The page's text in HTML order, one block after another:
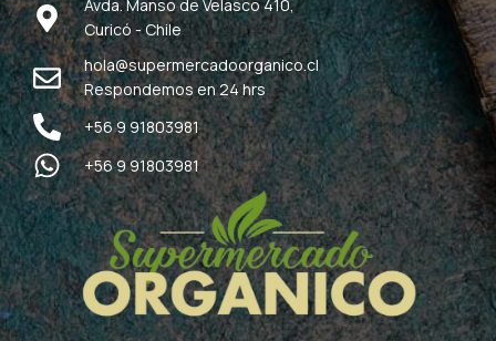
Avda. Manso de Velasco 410,
Curicó - Chile
hola@supermercadoorganico.cl
Respondemos en 24 hrs
+56 9 91803981
+56 9 91803981